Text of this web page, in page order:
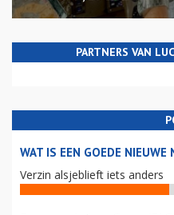
PARTNERS VAN
WAT IS EEN GOEDE NIEUWE
Verzin alsjeblieft iets anders